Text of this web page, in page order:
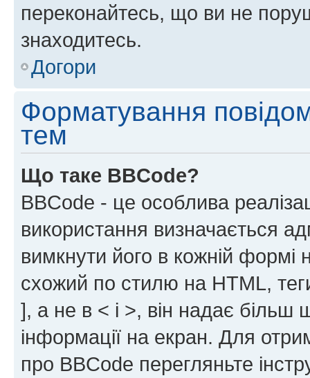
переконайтесь, що ви не
знаходитесь.
Догори
Форматування
тем
Що таке BBCode?
BBCode - це особлива
використання визначається
вимкнути його в кожній
схожий по стилю на HTML,
], а не в < і >, він надає більш
інформації на екран. Для
про BBCode перегляньте